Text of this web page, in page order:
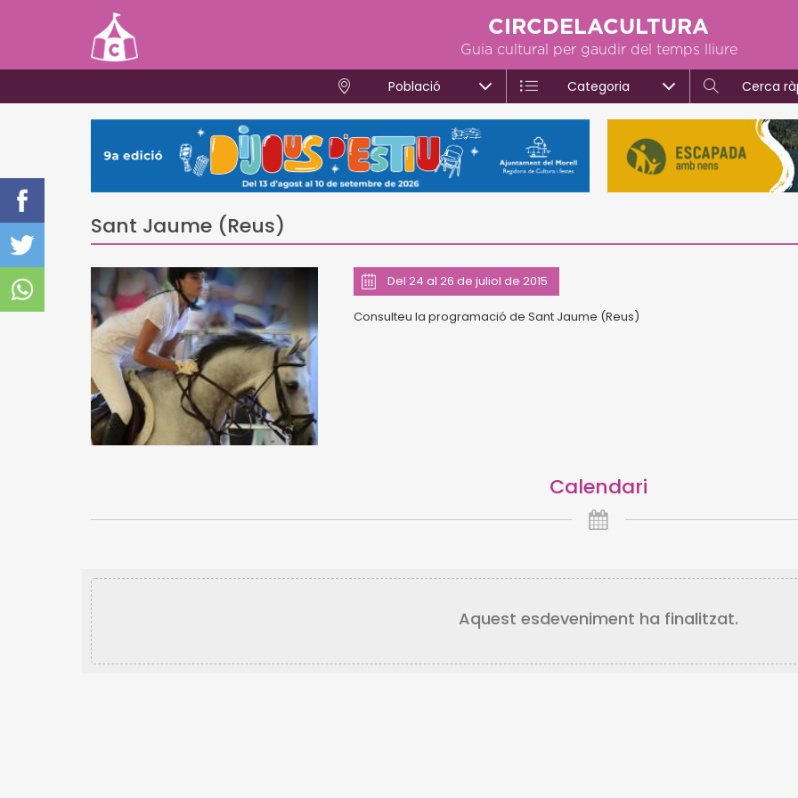
CIRCDELACULTURA
Guia cultural per gaudir del temps lliure
Població Categoria Cerca
Sant Jaume (Reus)
Del 24 al 26 de juliol de 2015
Consulteu la programació de Sant Jaume (Reus)
Calendari
Aquest esdeveniment ha finalitzat.